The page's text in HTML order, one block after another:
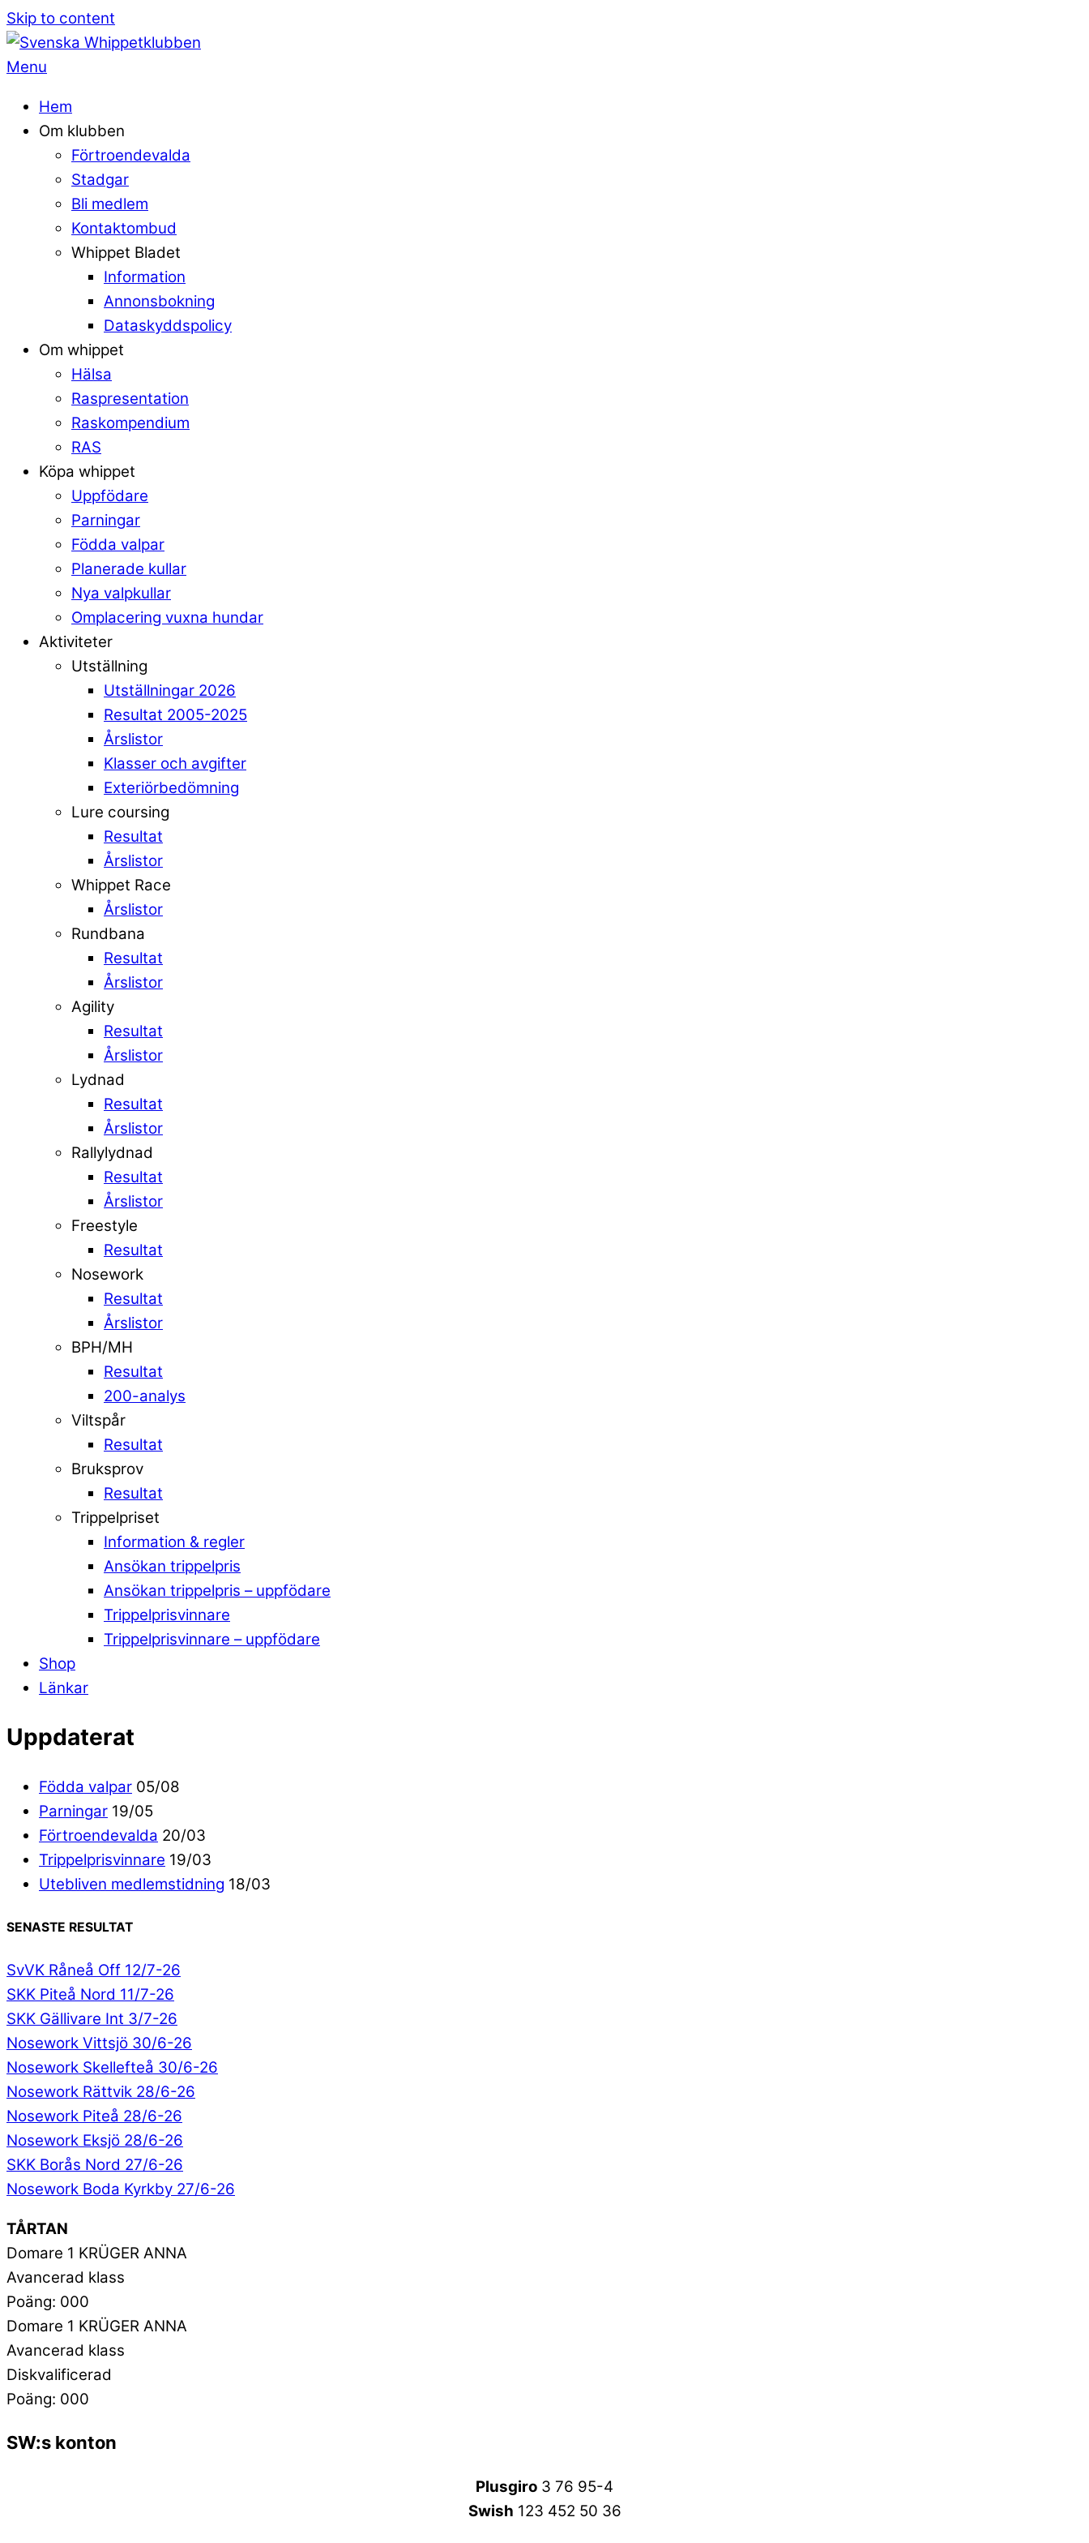
Skip to content
Menu
Hem
Om klubben
Förtroendevalda
Stadgar
Bli medlem
Kontaktombud
Whippet Bladet
Information
Annonsbokning
Dataskyddspolicy
Om whippet
Hälsa
Raspresentation
Raskompendium
RAS
Köpa whippet
Uppfödare
Parningar
Födda valpar
Planerade kullar
Nya valpkullar
Omplacering vuxna hundar
Aktiviteter
Utställning
Utställningar 2026
Resultat 2005-2025
Årslistor
Klasser och avgifter
Exteriörbedömning
Lure coursing
Resultat
Årslistor
Whippet Race
Årslistor
Rundbana
Resultat
Årslistor
Agility
Resultat
Årslistor
Lydnad
Resultat
Årslistor
Rallylydnad
Resultat
Årslistor
Freestyle
Resultat
Nosework
Resultat
Årslistor
BPH/MH
Resultat
200-analys
Viltspår
Resultat
Bruksprov
Resultat
Trippelpriset
Information & regler
Ansökan trippelpris
Ansökan trippelpris – uppfödare
Trippelprisvinnare
Trippelprisvinnare – uppfödare
Shop
Länkar
Uppdaterat
Födda valpar 05/08
Parningar 19/05
Förtroendevalda 20/03
Trippelprisvinnare 19/03
Utebliven medlemstidning 18/03
SENASTE RESULTAT
SvVK Råneå Off 12/7-26
SKK Piteå Nord 11/7-26
SKK Gällivare Int 3/7-26
Nosework Vittsjö 30/6-26
Nosework Skellefteå 30/6-26
Nosework Rättvik 28/6-26
Nosework Piteå 28/6-26
Nosework Eksjö 28/6-26
SKK Borås Nord 27/6-26
Nosework Boda Kyrkby 27/6-26
TÅRTAN
Domare 1 KRÜGER ANNA
Avancerad klass
Poäng: 000
Domare 1 KRÜGER ANNA
Avancerad klass
Diskvalificerad
Poäng: 000
SW:s konton
Plusgiro 3 76 95-4
Swish 123 452 50 36